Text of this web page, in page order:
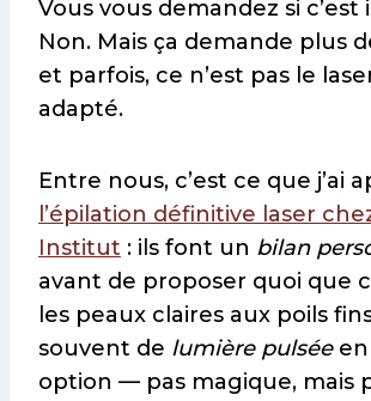
Vous vous demandez si c’est
Non. Mais ça demande plus
et parfois, ce n’est pas le
adapté.
Entre nous, c’est ce que j’ai
l’épilation définitive laser
Institut : ils font un bilan
avant de proposer quoi que
les peaux claires aux poils
souvent de lumière pulséeen
option — pas magique, mais